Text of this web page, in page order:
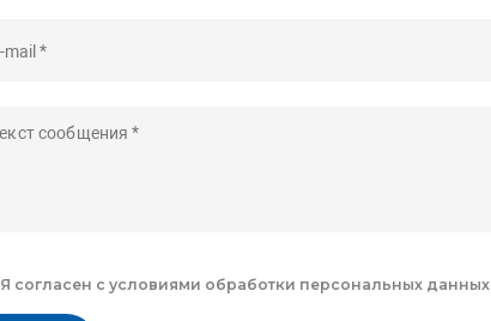
Я согласен сусловиями обработки персональных данных